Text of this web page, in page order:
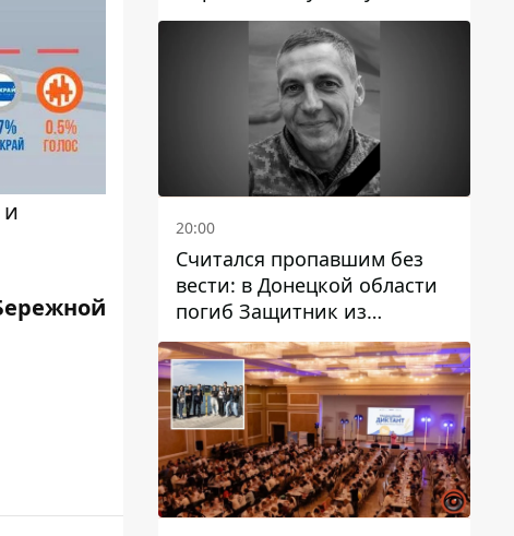
20:00
Считался пропавшим без
вести: в Донецкой области
погиб Защитник из
Каменского Антон
Красовский